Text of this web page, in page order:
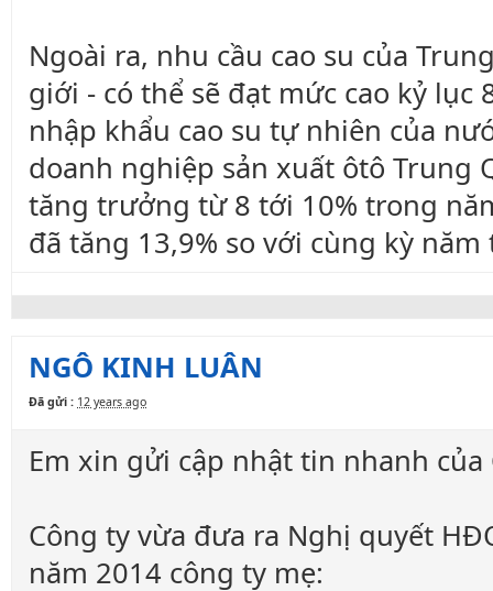
Ngoài ra, nhu cầu cao su của
giới - có thể sẽ đạt mức cao kỷ
nhập khẩu cao su tự nhiên của
doanh nghiệp sản xuất ôtô Trung
tăng trưởng từ 8 tới 10% trong
đã tăng 13,9% so với cùng kỳ
NGÔ KINH LUÂN
Đã gửi : 12 years ago
Em xin gửi cập nhật tin nhanh của
Công ty vừa đưa ra Nghị quyết
năm 2014 công ty mẹ: